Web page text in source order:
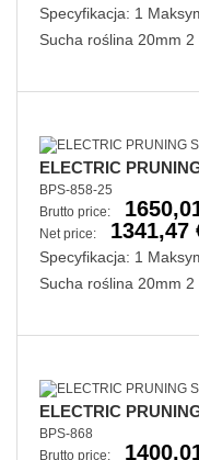
Specyfikacja: 1
Sucha roślina 20mm 2
ELECTRIC
BPS-858-25
Brutto price:
Net price: 1341,47
Specyfikacja: 1
Sucha roślina 20mm 2
ELECTRIC
BPS-868
Brutto price: